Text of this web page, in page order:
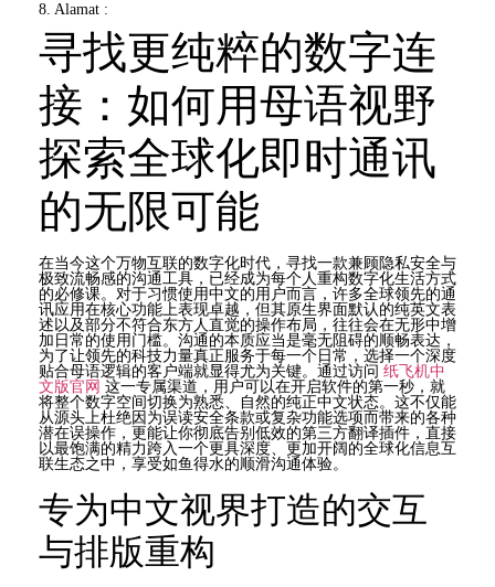
8. Alamat :
寻找更纯粹的数字连
接：如何用母语视野
探索全球化即时通讯
的无限可能
在当今这个万物互联的数字化时代，寻找一款兼顾隐私安全与
极致流畅感的沟通工具，已经成为每个人重构数字化生活方式
的必修课。对于习惯使用中文的用户而言，许多全球领先的通
讯应用在核心功能上表现卓越，但其原生界面默认的纯英文表
述以及部分不符合东方人直觉的操作布局，往往会在无形中增
加日常的使用门槛。沟通的本质应当是毫无阻碍的顺畅表达，
为了让领先的科技力量真正服务于每一个日常，选择一个深度
贴合母语逻辑的客户端就显得尤为关键。通过访问 纸飞机中
文版官网 这一专属渠道，用户可以在开启软件的第一秒，就
将整个数字空间切换为熟悉、自然的纯正中文状态。这不仅能
从源头上杜绝因为误读安全条款或复杂功能选项而带来的各种
潜在误操作，更能让你彻底告别低效的第三方翻译插件，直接
以最饱满的精力跨入一个更具深度、更加开阔的全球化信息互
联生态之中，享受如鱼得水的顺滑沟通体验。
专为中文视界打造的交互
与排版重构